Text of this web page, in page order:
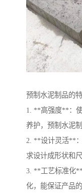
预制水泥制品的特
1. **高强度**：
养护，预制水泥
2. **设计灵活**
求设计成形状和
3. **工艺标准化
化，能保证产品